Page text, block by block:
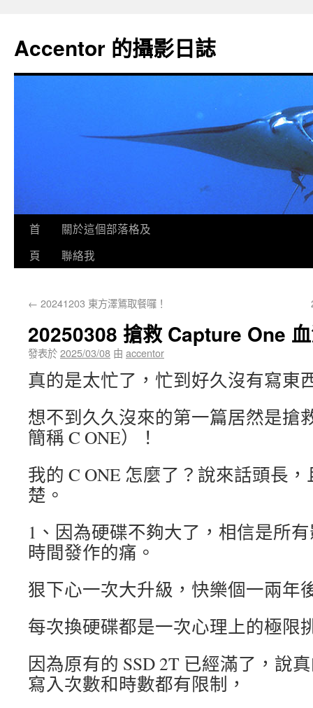
Accentor 的攝影日誌
首
頁
關於這個部落格及
聯絡我
← 20241203 東方澤鵟取餐囉！
20250308 搶救 Capture One
發表於2025/03/08 由 accentor
真的是太忙了，忙到好久沒有寫東
想不到久久沒來的第一篇居然是搶
簡稱 C ONE）！
我的 C ONE 怎麼了？說來話頭長
楚。
1、因為硬碟不夠大了，相信是所
時間發作的痛。
狠下心一次大升級，快樂個一兩年
每次換硬碟都是一次心理上的極限
因為原有的 SSD 2T 已經滿了，說
寫入次數和時數都有限制，